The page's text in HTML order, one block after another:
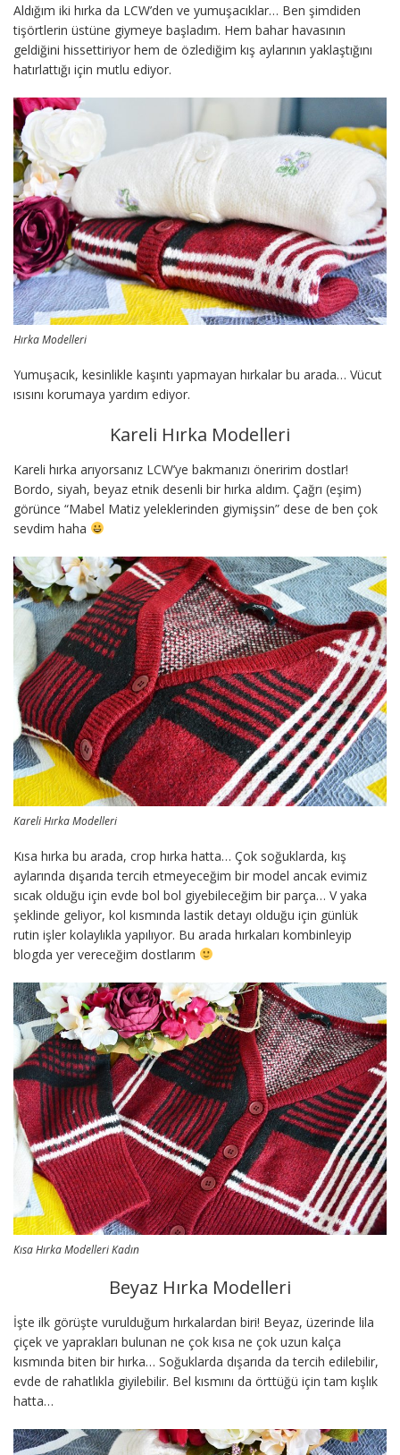
Aldığım iki hırka da LCW’den ve yumuşacıklar… Ben şimdiden
tişörtlerin üstüne giymeye başladım. Hem bahar havasının
geldiğini hissettiriyor hem de özlediğim kış aylarının yaklaştığını
hatırlattığı için mutlu ediyor.
Hırka Modelleri
Yumuşacık, kesinlikle kaşıntı yapmayan hırkalar bu arada… Vücut
ısısını korumaya yardım ediyor.
Kareli Hırka Modelleri
Kareli hırka arıyorsanız LCW’ye bakmanızı öneririm dostlar!
Bordo, siyah, beyaz etnik desenli bir hırka aldım. Çağrı (eşim)
görünce “Mabel Matiz yeleklerinden giymişsin” dese de ben çok
sevdim haha
Kareli Hırka Modelleri
Kısa hırka bu arada, crop hırka hatta… Çok soğuklarda, kış
aylarında dışarıda tercih etmeyeceğim bir model ancak evimiz
sıcak olduğu için evde bol bol giyebileceğim bir parça… V yaka
şeklinde geliyor, kol kısmında lastik detayı olduğu için günlük
rutin işler kolaylıkla yapılıyor. Bu arada hırkaları kombinleyip
blogda yer vereceğim dostlarım
Kısa Hırka Modelleri Kadın
Beyaz Hırka Modelleri
İşte ilk görüşte vurulduğum hırkalardan biri! Beyaz, üzerinde lila
çiçek ve yaprakları bulunan ne çok kısa ne çok uzun kalça
kısmında biten bir hırka… Soğuklarda dışarıda da tercih edilebilir,
evde de rahatlıkla giyilebilir. Bel kısmını da örttüğü için tam kışlık
hatta…